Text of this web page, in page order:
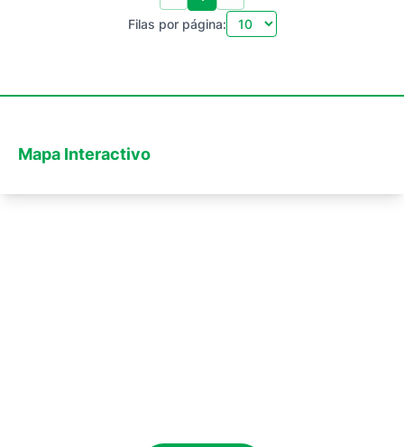
Filas por página:
Mapa Interactivo